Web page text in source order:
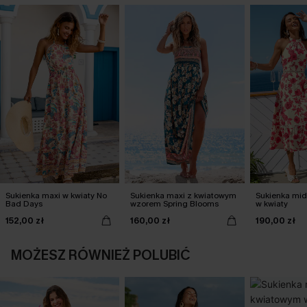
Sukienka maxi w kwiaty No
Bad Days
152,00 zł
Sukienka maxi z kwiatowym
wzorem Spring Blooms
160,00 zł
Sukienka
w kwiaty
190,00 zł
MOŻESZ RÓWNIEŻ POLUBIĆ